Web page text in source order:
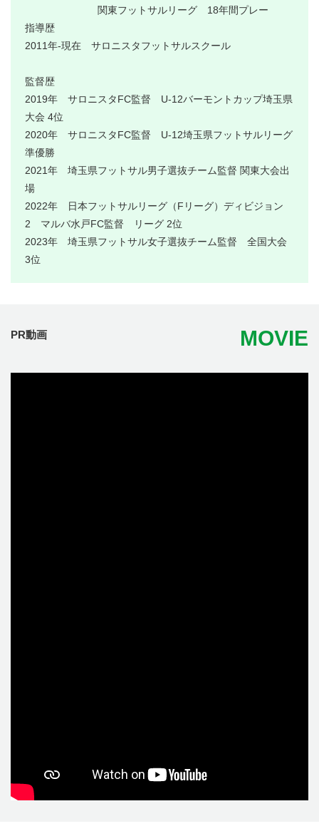
関東フットサルリーグ 18年間プレー
指導歴
2011年-現在 サロニスタフットサルスクール
監督歴
2019年 サロニスタFC監督 U-12バーモントカップ埼玉県
大会 4位
2020年 サロニスタFC監督 U-12埼玉県フットサルリーグ
準優勝
2021年 埼玉県フットサル男子選抜チーム監督 関東大会出
場
2022年 日本フットサルリーグ（Fリーグ）ディビジョン
2 マルバ水戸FC監督 リーグ 2位
2023年 埼玉県フットサル女子選抜チーム監督 全国大会
3位
PR動画 MOVIE